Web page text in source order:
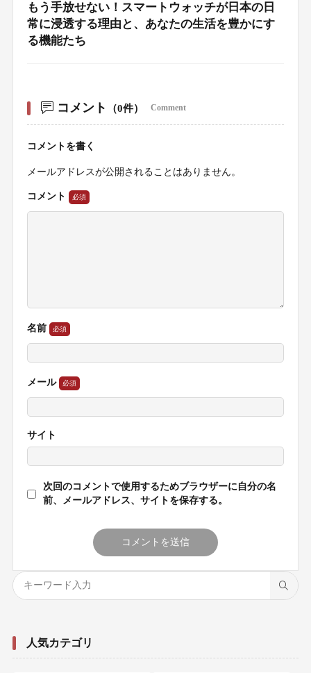
もう手放せない！スマートウォッチが日本の日
常に浸透する理由と、あなたの生活を豊かにす
る機能たち
コメント （0件） Comment
コメントを書く
メールアドレスが公開されることはありません。
コメント
名前
メール
サイト
次回のコメントで使用するためブラウザーに自分の名
前、メールアドレス、サイトを保存する。
人気カテゴリ